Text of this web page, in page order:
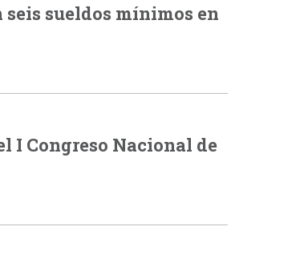
sueldos mínimos en
I Congreso Nacional de